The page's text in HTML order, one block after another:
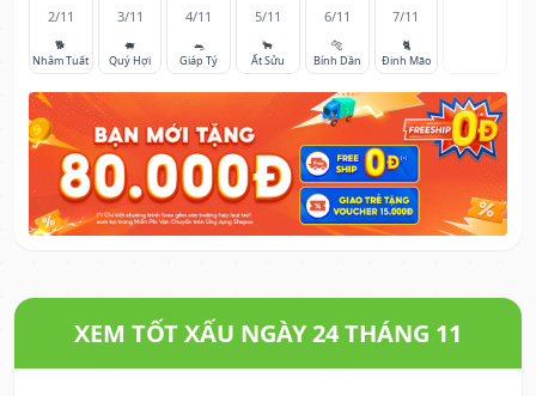
2/11
🐕
Nhâm Tuất
3/11
🐖
Quý Hợi
4/11
🐀
Giáp Tý
5/11
🐂
Ất Sửu
6/11
🐅
Bính Dần
7/11
🐈
Đinh Mão
XEM TỐT XẤU NGÀY 24 THÁNG 11